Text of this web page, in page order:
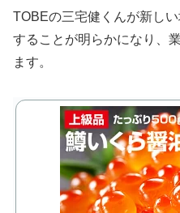
TOBEの三宅健くんが新し
することが明らかになり、
ます。